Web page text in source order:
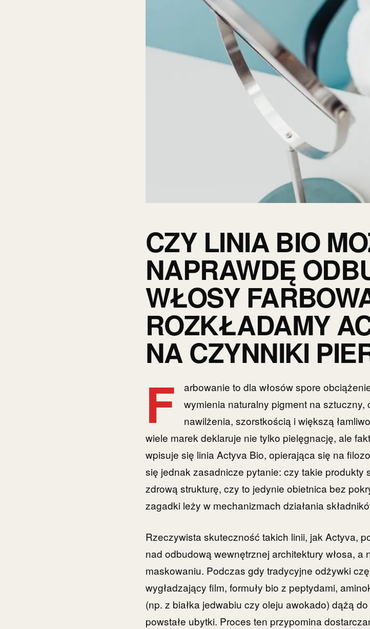
CZY LINIA BIO
NAPRAWDĘ
WŁOSY
ROZKŁADAMY
NA CZYNNIKI
F
arbowanie to dla włosów spore
wymienia naturalny pigment na
nawilżenia, szorstkością i większą
wiele marek deklaruje nie tylko pielęgnację, ale
wpisuje się linia Actyva Bio, opierająca się na
się jednak zasadnicze pytanie: czy takie produkty
zdrową strukturę, czy to jedynie obietnica bez
zagadki leży w mechanizmach działania
Rzeczywista skuteczność takich linii, jak Actyva,
nad odbudową wewnętrznej architektury włosa, a
maskowaniu. Podczas gdy tradycyjne odżywki
wygładzający film, formuły bio z peptydami,
(np. z białka jedwabiu czy oleju awokado) dążą
powstałe ubytki. Proces ten przypomina